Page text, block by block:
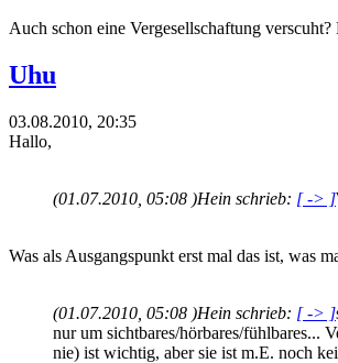
Auch schon eine Vergesellschaftung
Uhu
03.08.2010, 20:35
Hallo,
(01.07.2010, 05:08 )Hein schrieb: [ -> ]
Was als Ausgangspunkt erst mal das ist, was
(01.07.2010, 05:08 )Hein schrieb: [ -> ]
nur um sichtbares/hörbares/fühlbares...
nie) ist wichtig, aber sie ist m.E. noch